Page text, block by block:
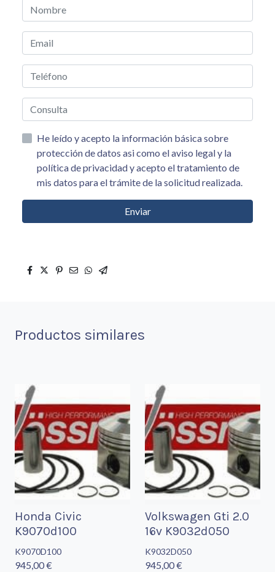
He leído y acepto la información básica sobre
protección de datos asi como el aviso legal y la
política de privacidad y acepto el tratamiento de
mis datos para el trámite de la solicitud realizada.
Enviar
Productos similares
Honda Civic
K9070d100
K9070D100
945,00 €
Volkswagen Gti 2.0
16v K9032d050
K9032D050
945,00 €